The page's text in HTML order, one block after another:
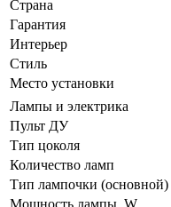
Страна
Гарантия
Интерьер
Стиль
Место установки
Лампы и электрика
Пульт ДУ
Тип цоколя
Количество ламп
Тип лампочки (основной)
Мощность лампы, W